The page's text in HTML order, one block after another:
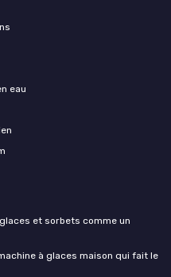
eau
et sorbets comme un
à glaces maison qui fait le